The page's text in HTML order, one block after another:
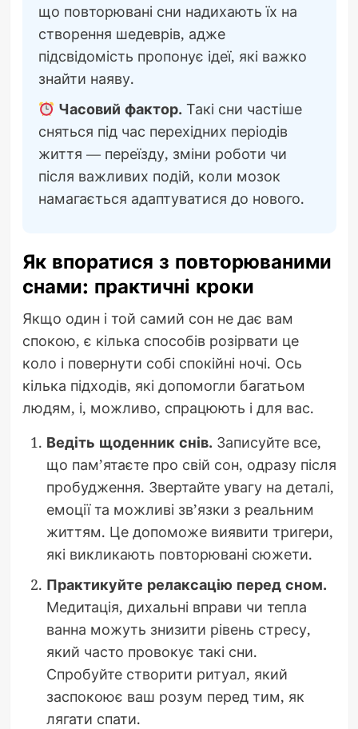
що повторювані сни надихають їх на
створення шедеврів, адже
підсвідомість пропонує ідеї, які важко
знайти наяву.
Часовий фактор. Такі сни частіше
сняться під час перехідних періодів
життя — переїзду, зміни роботи чи
після важливих подій, коли мозок
намагається адаптуватися до нового.
Як впоратися з повторюваними
снами: практичні кроки
Якщо один і той самий сон не дає вам
спокою, є кілька способів розірвати це
коло і повернути собі спокійні ночі. Ось
кілька підходів, які допомогли багатьом
людям, і, можливо, спрацюють і для вас.
Ведіть щоденник снів. Записуйте все,
що пам’ятаєте про свій сон, одразу після
пробудження. Звертайте увагу на деталі,
емоції та можливі зв’язки з реальним
життям. Це допоможе виявити тригери,
які викликають повторювані сюжети.
Практикуйте релаксацію перед сном.
Медитація, дихальні вправи чи тепла
ванна можуть знизити рівень стресу,
який часто провокує такі сни.
Спробуйте створити ритуал, який
заспокоює ваш розум перед тим, як
лягати спати.